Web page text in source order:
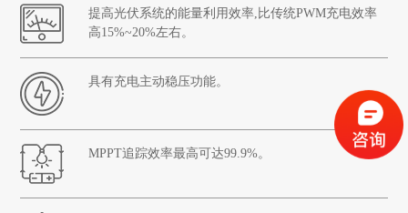
提高光伏系统的能量利用效率,比传统PWM充电效率
高15%~20%左右。
具有充电主动稳压功能。
MPPT追踪效率最高可达99.9%。